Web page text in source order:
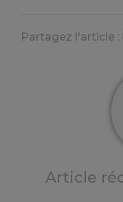
Partagez l'article :
Article